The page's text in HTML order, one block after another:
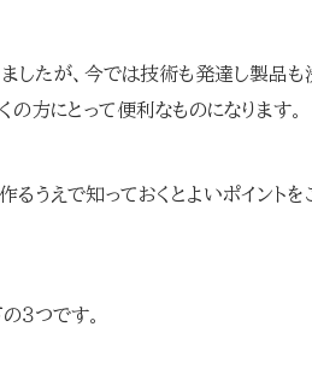
したが、今では技術も発達し製品も
方にとって便利なものになります。
うえで知っておくとよいポイントを
３つです。